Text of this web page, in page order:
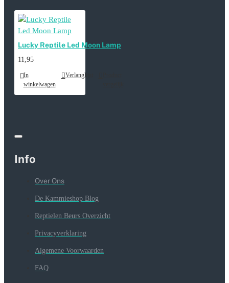
Lucky Reptile Led Moon Lamp
11,95
In
winkelwagen
Verlanglijst
Info
Over Ons
De Kammieshop Blog
Reptielen Beurs Overzicht
Privacyverklaring
Algemene Voorwaarden
FAQ